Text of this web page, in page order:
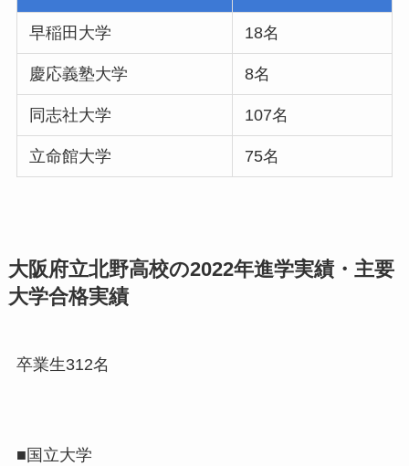
早稲田大学 18名
慶応義塾大学 8名
同志社大学 107名
立命館大学 75名
大阪府立北野高校の2022年進学実績・主要
大学合格実績
卒業生312名
■国立大学